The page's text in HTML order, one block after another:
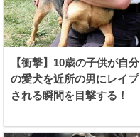
【衝撃】10歳の子供が自分
の愛犬を近所の男にレイプ
される瞬間を目撃する！